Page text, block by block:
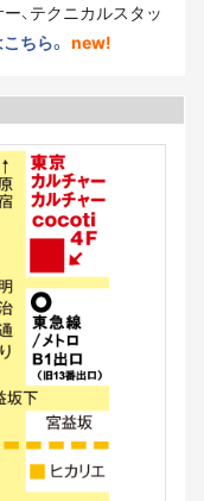
、テクニカルスタッ
ちら。 new!